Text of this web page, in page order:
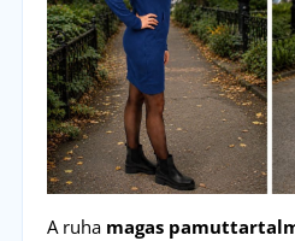
A ruha magas